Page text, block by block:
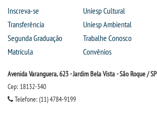
Inscreva-se
Transferência
Segunda Graduação
Matrícula
Uniesp Cultural
Uniesp Ambiental
Trabalhe Conosco
Convênios
Avenida Varanguera, 623 - Jardim Bela Vista - São Roque / SP
Cep: 18132-340
Telefone: (11) 4784-9199